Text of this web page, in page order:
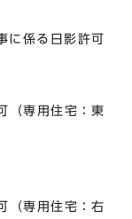
係る日影許可
専用住宅：東
専用住宅：右